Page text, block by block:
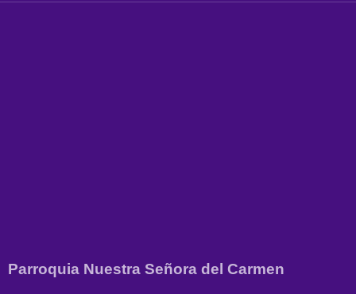
Parroquia Nuestra Señora del Carmen